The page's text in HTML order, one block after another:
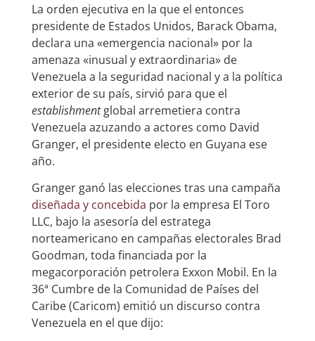
La orden ejecutiva en la que el entonces
presidente de Estados Unidos, Barack Obama,
declara una «emergencia nacional» por la
amenaza «inusual y extraordinaria» de
Venezuela a la seguridad nacional y a la política
exterior de su país, sirvió para que el
establishmentglobal arremetiera contra
Venezuela azuzando a actores como David
Granger, el presidente electo en Guyana ese
año.
Granger ganó las elecciones tras una campaña
diseñada y concebida por la empresa El Toro
LLC, bajo la asesoría del estratega
norteamericano en campañas electorales Brad
Goodman, toda financiada por la
megacorporación petrolera Exxon Mobil. En la
36ª Cumbre de la Comunidad de Países del
Caribe (Caricom) emitió un discurso contra
Venezuela en el que dijo: